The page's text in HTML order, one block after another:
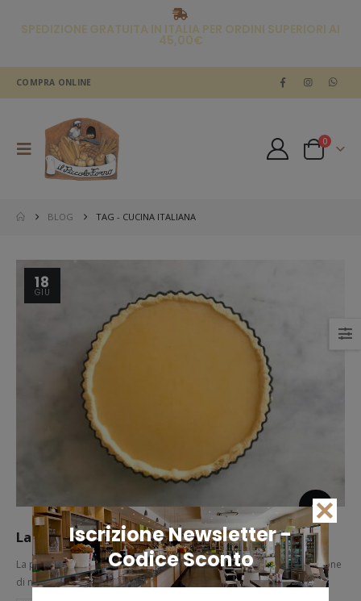
SPEDIZIONE GRATUITA IN ITALIA PER ORDINI SUPERIORI AI
45,00€
COMPRA ONLINE
0
BLOG TAG - CUCINA ITALIANA
18
GIU
La Pasta Frolla
La pasta frolla: una ricetta facile e veloce che serve per la preparazione
di numerose ricette tra cui torte e...
Iscrizione Newsletter -
Codice Sconto